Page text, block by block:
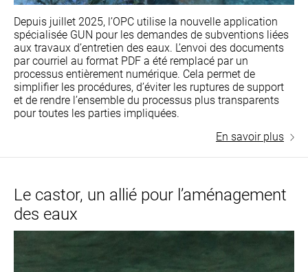
Depuis juillet 2025, l’OPC utilise la nouvelle application
spécialisée GUN pour les demandes de subventions liées
aux travaux d’entretien des eaux. L’envoi des documents
par courriel au format PDF a été remplacé par un
processus entièrement numérique. Cela permet de
simplifier les procédures, d’éviter les ruptures de support
et de rendre l’ensemble du processus plus transparents
pour toutes les parties impliquées.
En savoir plus
Le castor, un allié pour l’aménagement
des eaux